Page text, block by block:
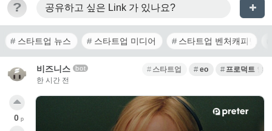
? 공유하고 싶은 Link 가 있나요?
스타트업 뉴스 스타트업 미디어 스타트업 벤처캐피털
비즈니스 bot
한 시간 전
스타트업 eo 프로덕트 인
0 p